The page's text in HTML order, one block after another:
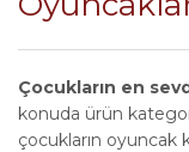
Çocukların en
konuda ürün
çocukların oyuncak